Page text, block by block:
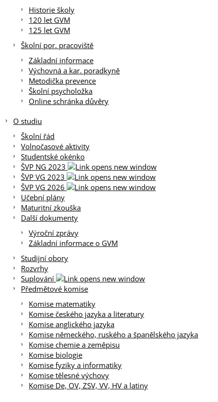
Historie školy
120 let GVM
125 let GVM
Školní por. pracoviště
Základní informace
Výchovná a kar. poradkyně
Metodička prevence
Školní psycholožka
Online schránka důvěry
O studiu
Školní řád
Volnočasové aktivity
Studentské okénko
ŠVP NG 2023
ŠVP VG 2023
ŠVP VG 2026
Učební plány
Maturitní zkouška
Další dokumenty
Výroční zprávy
Základní informace o GVM
Studijní obory
Rozvrhy
Suplování
Předmětové komise
Komise matematiky
Komise českého jazyka a literatury
Komise anglického jazyka
Komise německého, ruského a španělského jazyka
Komise chemie a zeměpisu
Komise biologie
Komise fyziky a informatiky
Komise tělesné výchovy
Komise De, OV, ZSV, VV, HV a latiny